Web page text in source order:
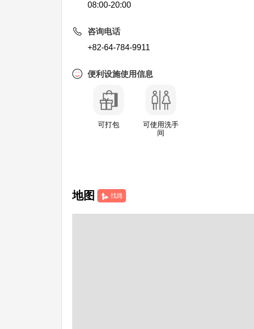
08:00-20:00
咨询电话
+82-64-784-9911
便利设施使用信息
可打包
可使用洗手
间
地图 找路